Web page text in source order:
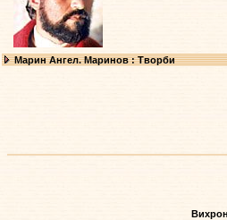
Марин Ангел. Маринов : Творби